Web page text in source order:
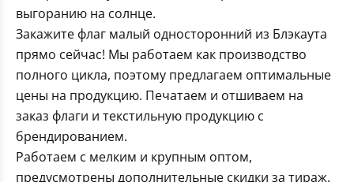
выгоранию на солнце.
Закажите флаг малый односторонний из Блэкаута
прямо сейчас! Мы работаем как производство
полного цикла, поэтому предлагаем оптимальные
цены на продукцию. Печатаем и отшиваем на
заказ флаги и текстильную продукцию с
брендированием.
Работаем с мелким и крупным оптом,
предусмотрены дополнительные скидки за тираж.